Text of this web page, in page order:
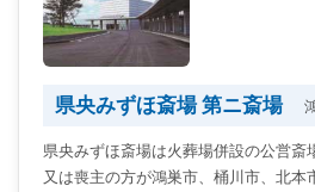
県央みずほ斎場 第ニ斎場
県央みずほ斎場は火葬場併設の公営斎
又は喪主の方が鴻巣市、桶川市、北本